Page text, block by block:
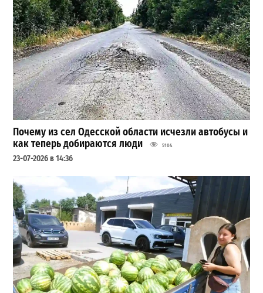
Почему из сел Одесской области исчезли автобусы и
как теперь добираются люди
5104
23-07-2026 в 14:36